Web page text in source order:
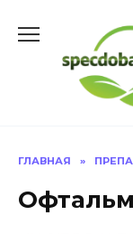
содержанию
ГЛАВНАЯ »